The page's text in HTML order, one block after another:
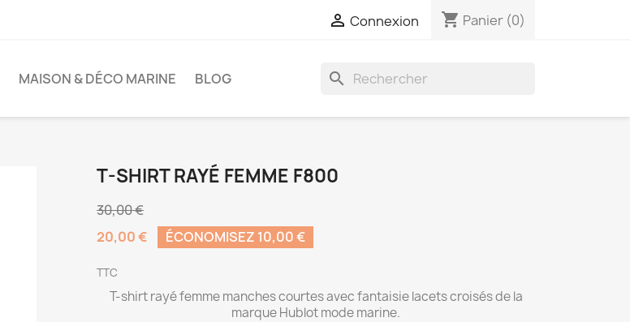
 Connexion shopping_cart Panier (0)
MAISON & DÉCO MARINE BLOG search
T-SHIRT RAYÉ FEMME F800
30,00 €
20,00 €
ÉCONOMISEZ 10,00 €
TTC
T-shirt rayé femme manches courtes avec fantaisie lacets croisés de la
marque Hublot mode marine.